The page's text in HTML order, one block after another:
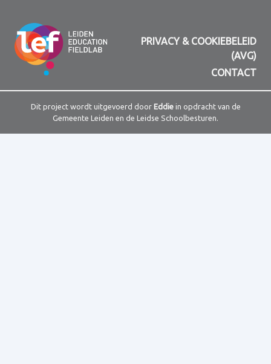
PRIVACY & COOKIEBELEID
(AVG)
CONTACT
Dit project wordt uitgevoerd door Eddiein opdracht van de
Gemeente Leiden en de Leidse Schoolbesturen.